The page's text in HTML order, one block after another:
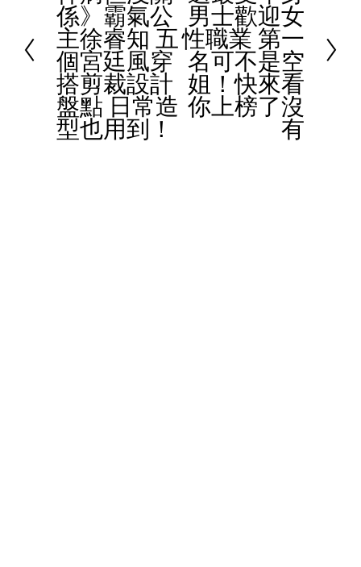
e
v
i
o
u
s
係》霸氣公
主徐睿知 五
個宮廷風穿
搭剪裁設計
盤點 日常造
型也用到！
t
男士歡迎女
性職業 第一
名可不是空
姐！快來看
你上榜了沒
有